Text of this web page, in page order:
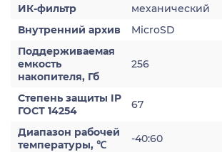
ИК-фильтр
механический
Внутренний архив
MicroSD
Поддерживаемая
емкость
накопителя, Гб
256
Степень защиты IP
ГОСТ 14254
67
Диапазон рабочей
температуры, ℃
-40:60